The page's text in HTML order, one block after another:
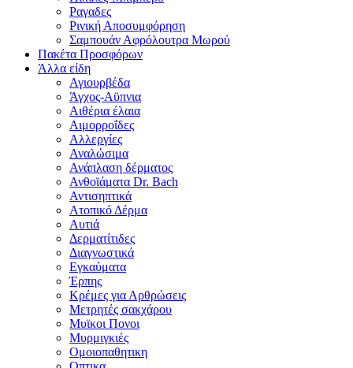
Ραγαδες
Ρινική Αποσυμφόρηση
Σαμπουάν Αφρόλουτρα Μωρού
Πακέτα Προσφόρων
Άλλα είδη
Αγιουρβέδα
Άγχος-Αϋπνια
Αιθέρια έλαια
Αιμορροΐδες
Αλλεργίες
Αναλώσιμα
Ανάπλαση δέρματος
Ανθοϊάματα Dr. Bach
Αντισηπτικά
Ατοπικό Δέρμα
Αυτιά
Δερματίτιδες
Διαγνωστικά
Εγκαύματα
Έρπης
Κρέμες για Αρθρώσεις
Μετρητές σακχάρου
Μυϊκοι Πονοι
Μυρμιγκιές
Ομοιοπαθητικη